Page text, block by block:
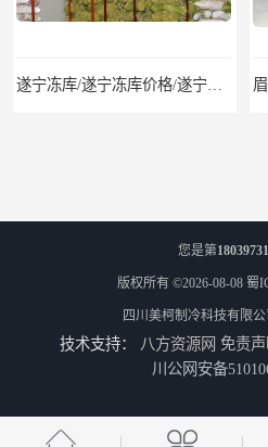
德阳旌阳区冷库、广汉冷库安装、什邡冷冻库报价
您是第18039731
版权所有 ©2026-08-08 蜀
四川美柯制冷科技有限公
技术支持： 八方资源网 免责
川公网安备